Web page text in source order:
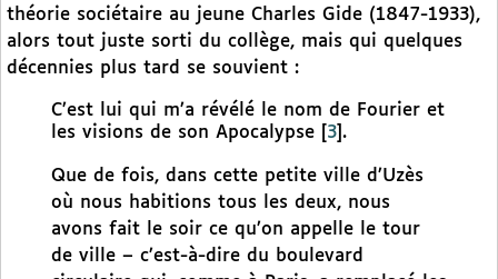
théorie sociétaire au jeune Charles Gide (1847-1933),
alors tout juste sorti du collège, mais qui quelques
décennies plus tard se souvient :
C’est lui qui m’a révélé le nom de Fourier et
les visions de son Apocalypse
3 .
Que de fois, dans cette petite ville d’Uzès
où nous habitions tous les deux, nous
avons fait le soir ce qu’on appelle le tour
de ville – c’est-à-dire du boulevard